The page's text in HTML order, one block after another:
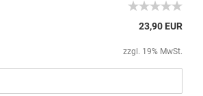
23,90 EUR
zzgl. 19% MwSt.